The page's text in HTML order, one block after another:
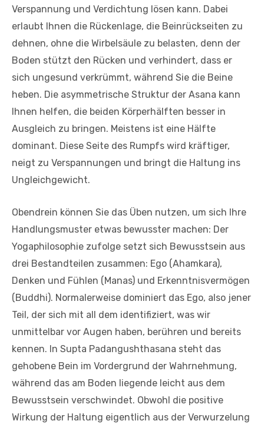
Verspannung und Verdichtung lösen kann. Dabei
erlaubt Ihnen die Rückenlage, die Beinrückseiten zu
dehnen, ohne die Wirbelsäule zu belasten, denn der
Boden stützt den Rücken und verhindert, dass er
sich ungesund verkrümmt, während Sie die Beine
heben. Die asymmetrische Struktur der Asana kann
Ihnen helfen, die beiden Körperhälften besser in
Ausgleich zu bringen. Meistens ist eine Hälfte
dominant. Diese Seite des Rumpfs wird kräftiger,
neigt zu Verspannungen und bringt die Haltung ins
Ungleichgewicht.
Obendrein können Sie das Üben nutzen, um sich Ihre
Handlungs­muster etwas bewusster machen: Der
Yogaphilosophie zufolge setzt sich Bewusstsein aus
drei Bestandteilen zusammen: Ego (Ahamkara),
Denken und Fühlen (Manas) und Erkenntnisvermögen
(Buddhi). Normalerweise dominiert das Ego, also jener
Teil, der sich mit all dem identifiziert, was wir
unmittelbar vor Augen haben, berühren und bereits
kennen. In Supta Padangushthasana steht das
gehobene Bein im Vordergrund der Wahrnehmung,
während das am Boden liegende leicht aus dem
Bewusstsein verschwindet. Obwohl die positive
Wirkung der Haltung eigentlich aus der Verwurzelung